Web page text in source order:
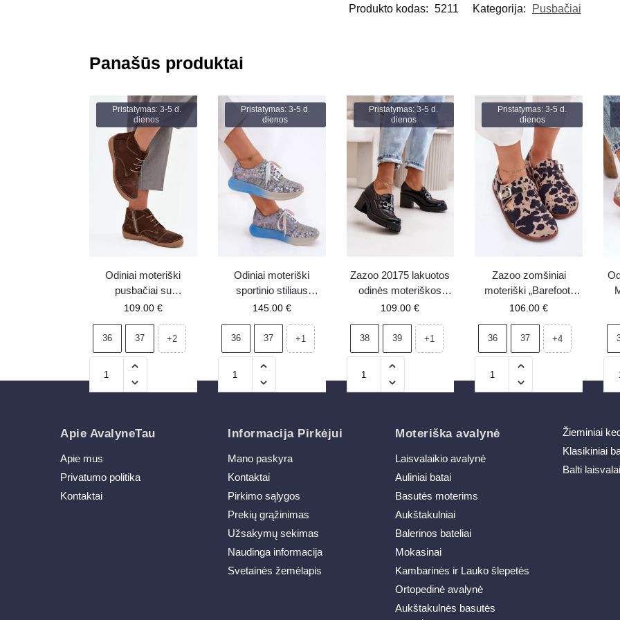
Produkto kodas: 5211 Kategorija: Pusbačiai
Panašūs produktai
Pristatymas: 3-5 d.
dienos
Odiniai moteriški
pusbačiai su
siuvinėjimais ir
57C2117 rudi
109.00 €
36 37 +2
Pristatymas: 3-5 d.
dienos
Odiniai moteriški
sportinio stiliaus
pusbačiai ant
06776A-06 mėlyni
145.00 €
36 37 +1
Pristatymas: 3-5 d.
dienos
Zazoo 20175 lakuotos
odinės moteriškos
aukštakulnės basutės
juodos
109.00€
38 39 +1
Pristatymas: 3-5 d.
dienos
Zazoo zomšiniai
moteriški „Barefoot“
pusbačiai su sagtimi ir
smėliniai
106.00€
36 37 +4
Apie AvalyneTau
Apie mus
Privatumo politika
Kontaktai
Informacija Pirkėjui
Mano paskyra
Kontaktai
Pirkimo sąlygos
Prekių grąžinimas
Užsakymų sekimas
Naudinga informacija
Svetainės žemėlapis
Moteriška avalynė
Laisvalaikio avalynė
Auliniai batai
Basutės moterims
Aukštakulniai
Balerinos bateliai
Mokasinai
Kambarinės ir Lauko šlepetės
Ortopedinė avalynė
Aukštakulnės basutės
Žieminiai
Klasikiniai
Balti